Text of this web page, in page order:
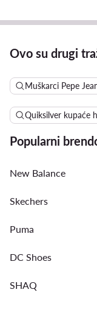
Ovo su drugi
Muškarci Pepe
Quiksilver kupaće
Popularni
New Balance
Skechers
Puma
DC Shoes
SHAQ